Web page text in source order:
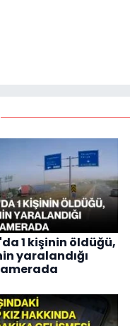
1 kişinin öldüğü,
yaralandığı